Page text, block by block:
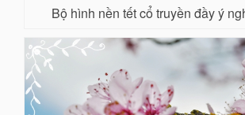
Bộ hình nền tết cổ truyền đầy ý